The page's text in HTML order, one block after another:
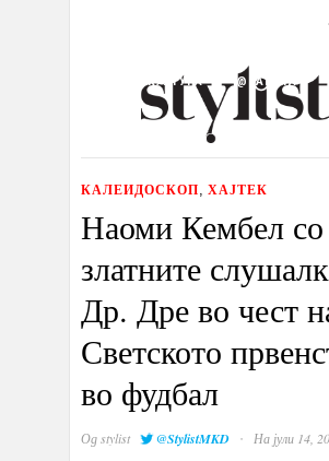
КУЛТУРА @РАБОТА
ИЗЛОГ
КАЛЕИДОСКОП, ХАЈТЕК
Наоми Кембел со
златните
Др. Дре во чест
Светското
во фудбал
Одstylist @StylistMKD · На јули 14,